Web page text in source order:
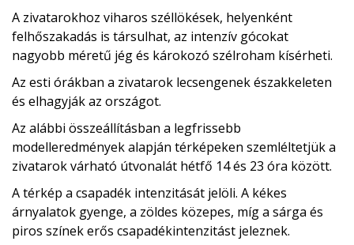
A zivatarokhoz viharos széllökések, helyenként
felhőszakadás is társulhat, az intenzív gócokat
nagyobb méretű jég és károkozó szélroham kísérheti.
Az esti órákban a zivatarok lecsengenek északkeleten
és elhagyják az országot.
Az alábbi összeállításban a legfrissebb
modelleredmények alapján térképeken szemléltetjük a
zivatarok várható útvonalát hétfő 14 és 23 óra között.
A térkép a csapadék intenzitását jelöli. A kékes
árnyalatok gyenge, a zöldes közepes, míg a sárga és
piros színek erős csapadékintenzitást jeleznek.